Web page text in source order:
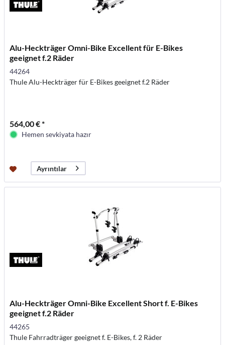
Alu-Heckträger Omni-Bike Excellent für E-Bikes
geeignet f.2 Räder
44264
Thule Alu-Heckträger für E-Bikes geeignet f.2 Räder
564,00 € *
Hemen sevkiyata hazır
Ayrıntılar
Alu-Heckträger Omni-Bike Excellent Short f. E-Bikes
geeignet f.2 Räder
44265
Thule Fahrradträger geeignet f. E-Bikes, f. 2 Räder